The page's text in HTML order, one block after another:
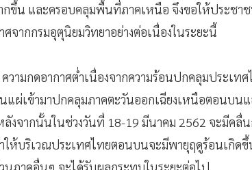
ขึ้น และครอบคลุมพื้นที่ภาคเหนือ จึงขอให้ประชาช
จากกรมอุตุนิยมวิทยาอย่างต่อเนื่องในระยะนี้
ามกดอากาศต่ำเนื่องจากความร้อนปกคลุมประเ
แผ่เข้ามาปกคลุมภาคตะวันออกเฉียงเหนือตอนบน
งจากนั้นในช่วงวันที่ 18-19 มีนาคม 2562 จะมีคลื่
บริเวณประเทศไทยตอนบนจะมีพายุฤดูร้อนเกิดขึ้
ภาคอื่นๆ จะได้รับผลกระทบในระยะต่อไป